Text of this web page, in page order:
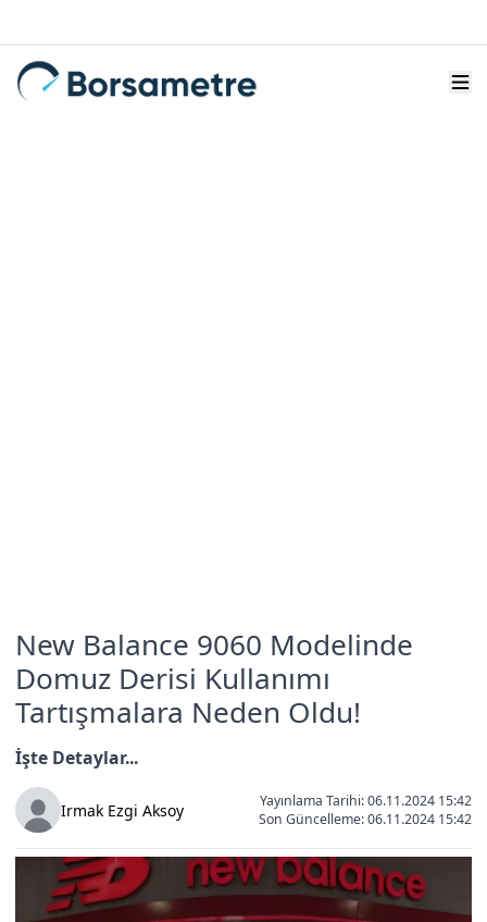
New Balance 9060 Modelinde
Domuz Derisi Kullanımı
Tartışmalara Neden Oldu!
İşte Detaylar...
Irmak Ezgi Aksoy
Yayınlama Tarihi: 06.11.2024 15:42
Son Güncelleme:06.11.2024 15:42